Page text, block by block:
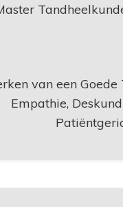
van een Goede
Empathie,